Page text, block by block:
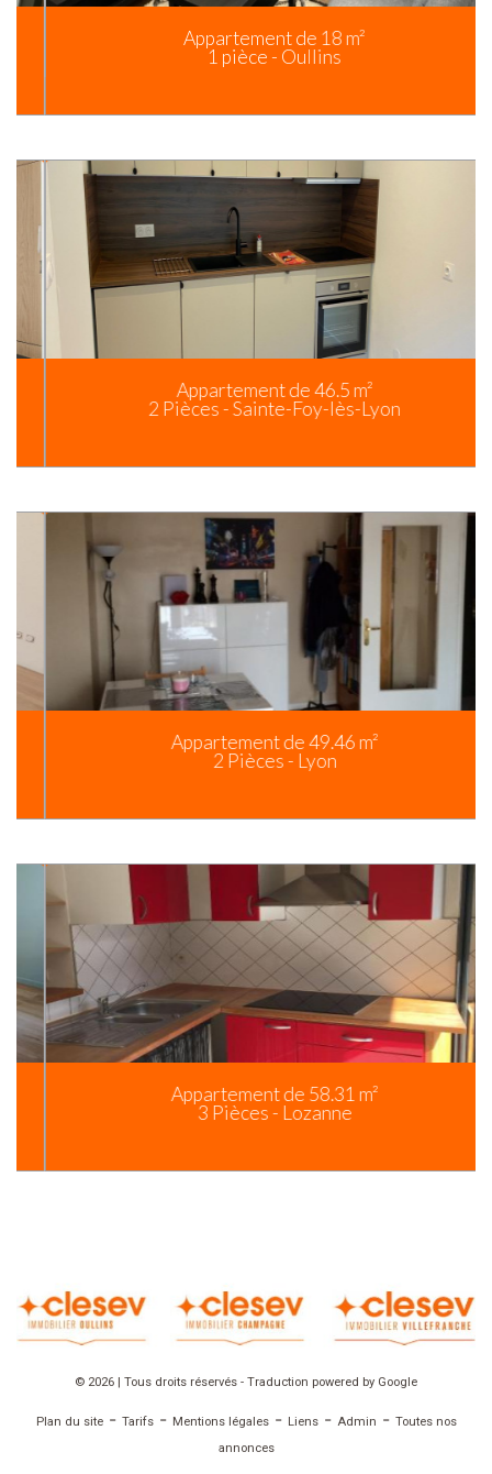
Appartement de 18 m²
1 pièce - Oullins
Appartement de 46.5 m²
2 Pièces - Sainte-Foy-lès-Lyon
Appartement de 49.46 m²
2 Pièces - Lyon
Appartement de 58.31 m²
3 Pièces - Lozanne
© 2026 | Tous droits réservés - Traduction powered by Google
Plan du site- Tarifs- Mentions légales- Liens- Admin - Toutes nos
annonces